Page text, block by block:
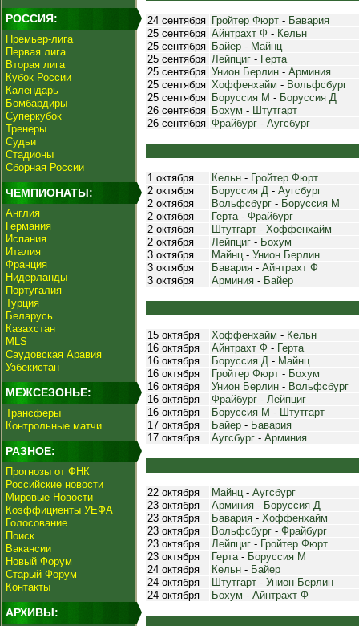
РОССИЯ:
Премьер-лига
Первая лига
Вторая лига
Кубок России
Календарь
Бомбардиры
Суперкубок
Тренеры
Судьи
Стадионы
Сборная России
ЧЕМПИОНАТЫ:
Англия
Германия
Испания
Италия
Франция
Нидерланды
Португалия
Турция
Беларусь
Казахстан
MLS
Саудовская Аравия
Узбекистан
МЕЖСЕЗОНЬЕ:
Трансферы
Контрольные матчи
РАЗНОЕ:
Прогнозы от ФНК
Российские новости
Мировые Новости
Коэффициенты УЕФА
Голосование
Поиск
Вакансии
Новый Форум
Старый Форум
Контакты
АРХИВЫ:
24 сентября Гройтер Фюрт - Бавария
25 сентября Айнтрахт Ф - Кельн
25 сентября Байер - Майнц
25 сентября Лейпциг - Герта
25 сентября Унион Берлин - Арминия
25 сентября Хоффенхайм - Вольфсбург
25 сентября Боруссия М - Боруссия Д
26 сентября Бохум - Штутгарт
26 сентября Фрайбург - Аугсбург
1 октября Кельн - Гройтер Фюрт
2 октября
Боруссия Д - Аугсбург
2 октября
Вольфсбург - Боруссия М
2 октября
Герта- Фрайбург
2 октября
Штутгарт - Хоффенхайм
2 октября
Лейпциг - Бохум
3 октября
Майнц- Унион Берлин
3 октября
Бавария - Айнтрахт Ф
3 октября
Арминия - Байер
15 октября Хоффенхайм - Кельн
16 октября
Айнтрахт Ф - Герта
16 октября
Боруссия Д - Майнц
16 октября
Гройтер Фюрт - Бохум
16 октября
Унион Берлин - Вольфсбург
16 октября
Фрайбург - Лейпциг
16 октября
Боруссия М - Штутгарт
17 октября
Байер - Бавария
17 октября
Аугсбург - Арминия
22 октября Майнц- Аугсбург
23 октября
Арминия - Боруссия Д
23 октября
Бавария - Хоффенхайм
23 октября
Вольфсбург - Фрайбург
23 октября
Лейпциг - Гройтер Фюрт
23 октября
Герта- Боруссия М
24 октября
Кельн - Байер
24 октября
Штутгарт - Унион Берлин
24 октября
Бохум - Айнтрахт Ф